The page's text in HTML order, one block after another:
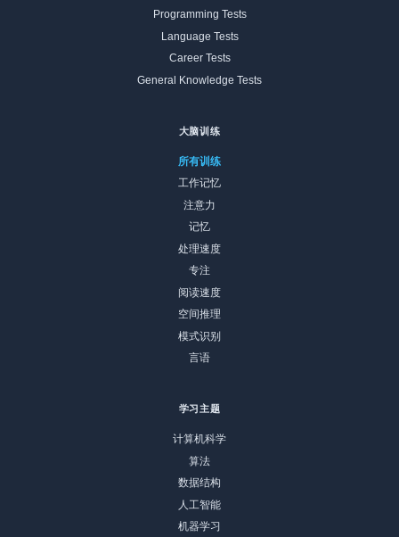
Programming Tests
Language Tests
Career Tests
General Knowledge Tests
大脑训练
所有训练
工作记忆
注意力
记忆
处理速度
专注
阅读速度
空间推理
模式识别
言语
学习主题
计算机科学
算法
数据结构
人工智能
机器学习